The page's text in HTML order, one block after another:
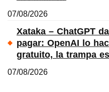
07/08/2026
Xataka – ChatGPT
pagar: OpenAI lo
gratuito, la trampa
07/08/2026